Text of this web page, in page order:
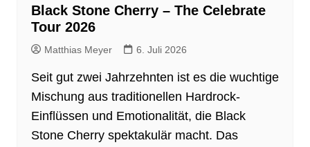
Black Stone Cherry – The Celebrate
Tour 2026
Matthias Meyer 6. Juli 2026
Seit gut zwei Jahrzehnten ist es die wuchtige
Mischung aus traditionellen Hardrock-
Einflüssen und Emotionalität, die Black
Stone Cherry spektakulär macht. Das